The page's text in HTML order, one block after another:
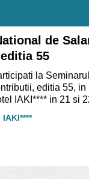
de
55
la
editia 55, in
IAKI**** in 21 si